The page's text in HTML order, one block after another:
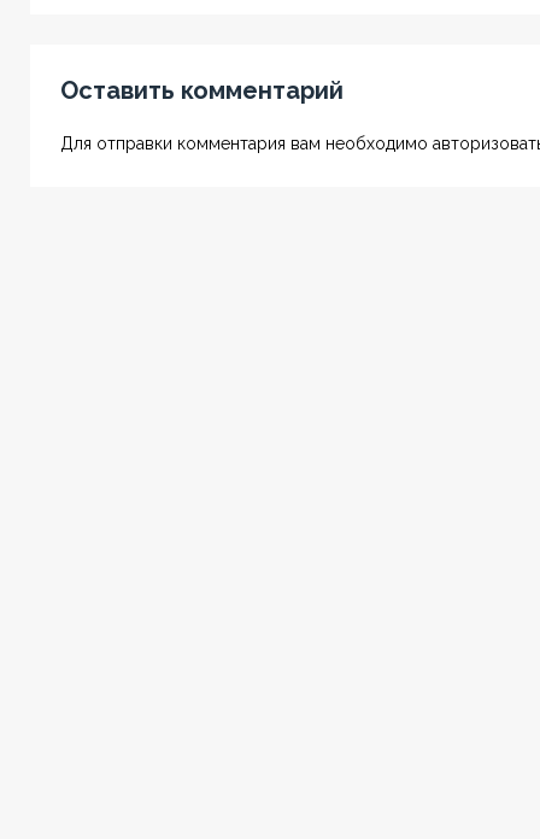
Оставить комментарий
Для отправки комментария вам необходимо